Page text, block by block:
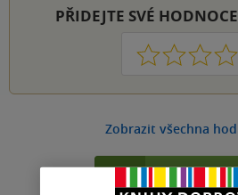
PŘIDEJTE SVÉ
1 2 3 4 5
Zobrazit všechna